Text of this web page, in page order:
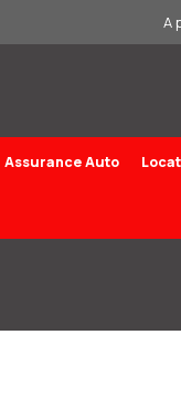
A
Assurance Auto